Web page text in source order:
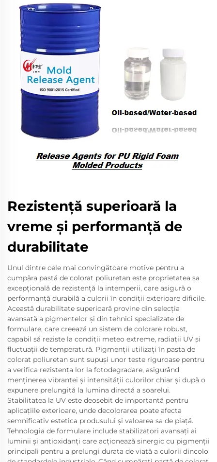
Rezistență superioară la
vreme și performanță de
durabilitate
Unul dintre cele mai convingătoare motive pentru a
cumpăra pastă de colorat poliuretan este proprietatea sa
excepțională de rezistență la intemperii, care asigură o
performanță durabilă a culorii în condiții exterioare dificile.
Această durabilitate superioară provine din selecția
avansată a pigmentelor și din tehnici specializate de
formulare, care creează un sistem de colorare robust,
capabil să reziste la condiții meteo extreme, radiații UV și
fluctuații de temperatură. Pigmenții utilizați în pasta de
colorat poliuretan sunt supuși unor teste riguroase pentru
a verifica rezistența lor la fotodegradare, asigurând
menținerea vibranței și intensității culorilor chiar și după o
expunere prelungită la lumina directă a soarelui.
Stabilitatea la UV este deosebit de importantă pentru
aplicațiile exterioare, unde decolorarea poate afecta
semnificativ estetica produsului și valoarea sa de piață.
Tehnologia de formulare include stabilizatori avansați ai
luminii și antioxidanți care acționează sinergic cu pigmenții
principali pentru a prelungi durata de viață a culorii dincolo